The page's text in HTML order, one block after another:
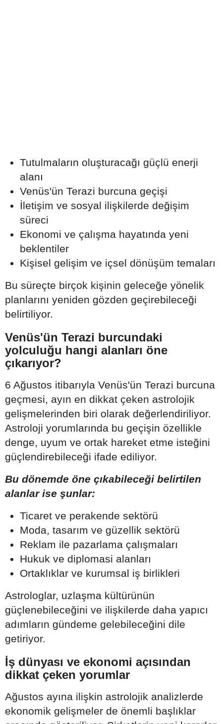
Tutulmaların oluşturacağı güçlü enerji
alanı
Venüs'ün Terazi burcuna geçişi
İletişim ve sosyal ilişkilerde değişim
süreci
Ekonomi ve çalışma hayatında yeni
beklentiler
Kişisel gelişim ve içsel dönüşüm temaları
Bu süreçte birçok kişinin geleceğe yönelik
planlarını yeniden gözden geçirebileceği
belirtiliyor.
Venüs'ün Terazi burcundaki
yolculuğu hangi alanları öne
çıkarıyor?
6 Ağustos itibarıyla Venüs'ün Terazi burcuna
geçmesi, ayın en dikkat çeken astrolojik
gelişmelerinden biri olarak değerlendiriliyor.
Astroloji yorumlarında bu geçişin özellikle
denge, uyum ve ortak hareket etme isteğini
güçlendirebileceği ifade ediliyor.
Bu dönemde öne çıkabileceği belirtilen
alanlar ise şunlar:
Ticaret ve perakende sektörü
Moda, tasarım ve güzellik sektörü
Reklam ile pazarlama çalışmaları
Hukuk ve diplomasi alanları
Ortaklıklar ve kurumsal iş birlikleri
Astrologlar, uzlaşma kültürünün
güçlenebileceğini ve ilişkilerde daha yapıcı
adımların gündeme gelebileceğini dile
getiriyor.
İş dünyası ve ekonomi açısından
dikkat çeken yorumlar
Ağustos ayına ilişkin astrolojik analizlerde
ekonomik gelişmeler de önemli başlıklar